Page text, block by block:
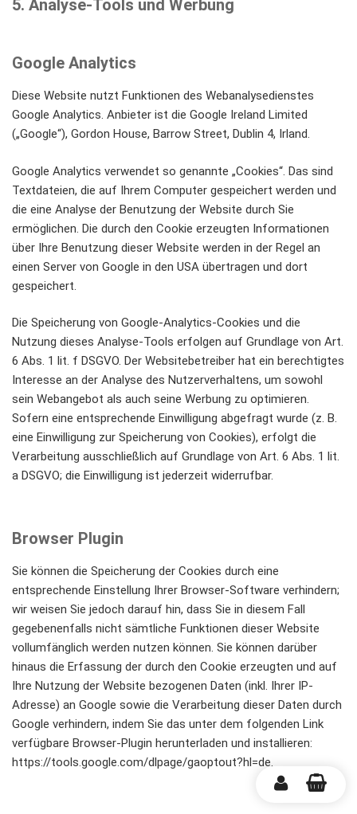
5. Analyse-Tools und Werbung
Google Analytics
Diese Website nutzt Funktionen des Webanalysedienstes
Google Analytics. Anbieter ist die Google Ireland Limited
(„Google“), Gordon House, Barrow Street, Dublin 4, Irland.
Google Analytics verwendet so genannte „Cookies“. Das sind
Textdateien, die auf Ihrem Computer gespeichert werden und
die eine Analyse der Benutzung der Website durch Sie
ermöglichen. Die durch den Cookie erzeugten Informationen
über Ihre Benutzung dieser Website werden in der Regel an
einen Server von Google in den USA übertragen und dort
gespeichert.
Die Speicherung von Google-Analytics-Cookies und die
Nutzung dieses Analyse-Tools erfolgen auf Grundlage von Art.
6 Abs. 1 lit. f DSGVO. Der Websitebetreiber hat ein berechtigtes
Interesse an der Analyse des Nutzerverhaltens, um sowohl
sein Webangebot als auch seine Werbung zu optimieren.
Sofern eine entsprechende Einwilligung abgefragt wurde (z. B.
eine Einwilligung zur Speicherung von Cookies), erfolgt die
Verarbeitung ausschließlich auf Grundlage von Art. 6 Abs. 1 lit.
a DSGVO; die Einwilligung ist jederzeit widerrufbar.
Browser Plugin
Sie können die Speicherung der Cookies durch eine
entsprechende Einstellung Ihrer Browser-Software verhindern;
wir weisen Sie jedoch darauf hin, dass Sie in diesem Fall
gegebenenfalls nicht sämtliche Funktionen dieser Website
vollumfänglich werden nutzen können. Sie können darüber
hinaus die Erfassung der durch den Cookie erzeugten und auf
Ihre Nutzung der Website bezogenen Daten (inkl. Ihrer IP-
Adresse) an Google sowie die Verarbeitung dieser Daten durch
Google verhindern, indem Sie das unter dem folgenden Link
verfügbare Browser-Plugin herunterladen und installieren:
https://tools.google.com/dlpage/gaoptout?hl=de.